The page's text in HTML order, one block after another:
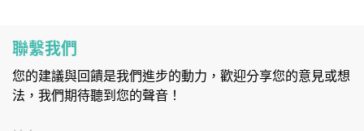
聯繫我們
您的建議與回饋是我們進步的動力，歡迎分享您的意見或想
法，我們期待聽到您的聲音！